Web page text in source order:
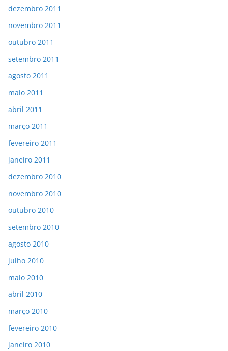
dezembro 2011
novembro 2011
outubro 2011
setembro 2011
agosto 2011
maio 2011
abril 2011
março 2011
fevereiro 2011
janeiro 2011
dezembro 2010
novembro 2010
outubro 2010
setembro 2010
agosto 2010
julho 2010
maio 2010
abril 2010
março 2010
fevereiro 2010
janeiro 2010